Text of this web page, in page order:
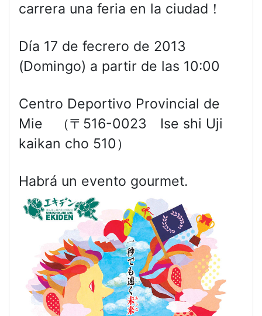
carrera una feria en la ciudad！
Día 17 de fecrero de 2013
(Domingo) a partir de las 10:00
Centro Deportivo Provincial de
Mie （〒516-0023 Ise shi Uji
kaikan cho 510）
Habrá un evento gourmet.